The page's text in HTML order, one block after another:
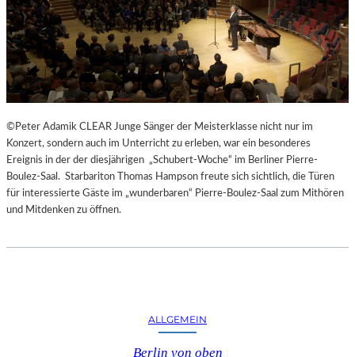
©Peter Adamik CLEAR Junge Sänger der Meisterklasse nicht nur im
Konzert, sondern auch im Unterricht zu erleben, war ein besonderes
Ereignis in der der diesjährigen „Schubert-Woche“ im Berliner Pierre-
Boulez-Saal. Starbariton Thomas Hampson freute sich sichtlich, die Türen
für interessierte Gäste im „wunderbaren“ Pierre-Boulez-Saal zum Mithören
und Mitdenken zu öffnen.
ALLGEMEIN
Berlin von oben